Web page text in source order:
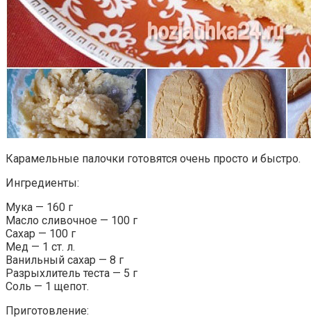
Карамельные палочки готовятся очень просто и быстро.
Ингредиенты:
Мука — 160 г
Масло сливочное — 100 г
Сахар — 100 г
Мед — 1 ст. л.
Ванильный сахар — 8 г
Разрыхлитель теста — 5 г
Соль — 1 щепот.
Приготовление: